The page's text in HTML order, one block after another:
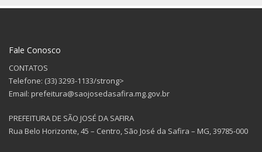
Fale Conosco
CONTATOS
Telefone: (33) 3293-1133/strong>
Email: prefeitura@saojosedasafira.mg.gov.br
PREFEITURA DE SÃO JOSÉ DA SAFIRA
Rua Belo Horizonte, 45 – Centro, São José da Safira – MG, 39785-000